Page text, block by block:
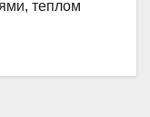
теплом